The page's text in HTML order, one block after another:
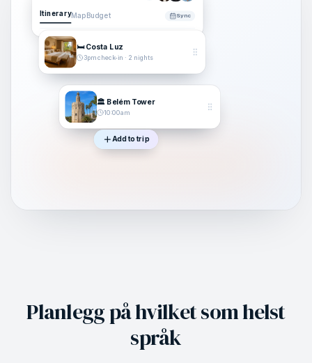
ItineraryMap Budget Sync
🛏️ Costa Luz
3pm check-in · 2 nights
🏛️ Belém Tower
10:00am
Add to trip
Planlegg på hvilket som helst
språk